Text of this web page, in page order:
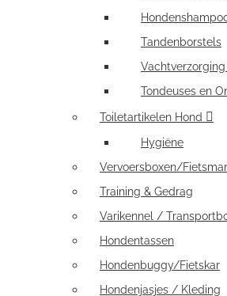
Tandenborstels
Tondeuses en
Toiletartikelen Hond
Hygiëne
Vervoersboxen/
Training & Gedrag
Varikennel /
Hondentassen
Hondenbuggy/Fietskar
Hondenjasjes / Kleding